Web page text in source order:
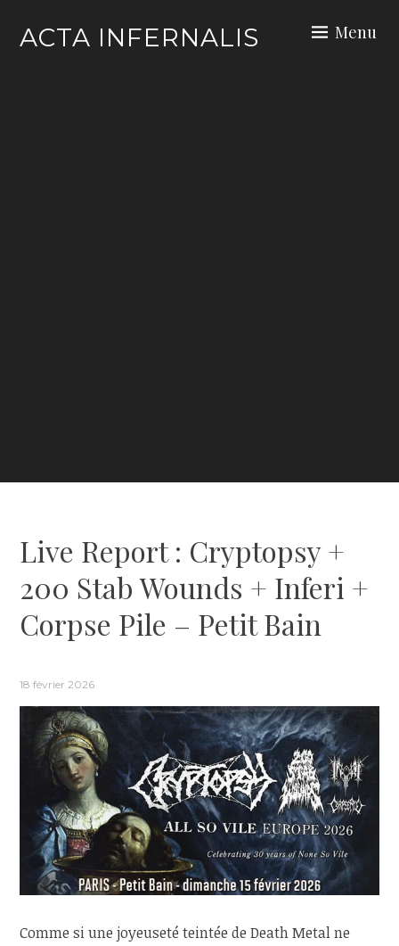
ACTA INFERNALIS Menu
Live Report : Cryptopsy +
200 Stab Wounds + Inferi +
Corpse Pile – Petit Bain
18 février 2026
Comme si une joyeuseté teintée de Death Metal ne